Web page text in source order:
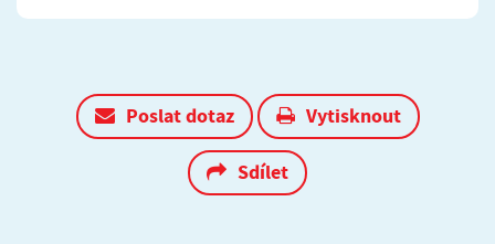
Poslat dotaz Vytisknout
Sdílet